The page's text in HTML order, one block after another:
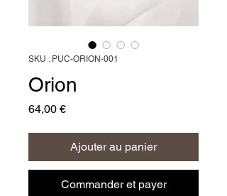
SKU : PUC-ORION-001
Orion
64,00 €Prix
Ajouter au panier
Commander et payer